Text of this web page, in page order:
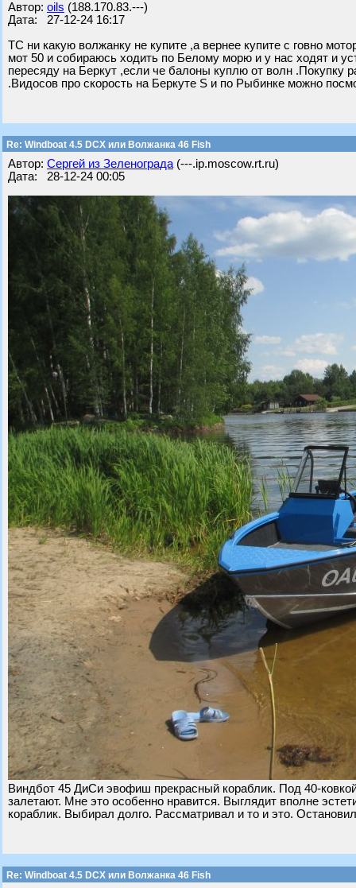
Автор: oils (188.170.83.---)
Дата: 27-12-24 16:17
ТС ни какую волжанку не купите ,а вернее купите с говно
мот 50 и собираюсь ходить по Белому морю и у нас ходят и
пересяду на Беркут ,если че балоны куплю от волн .Покупку
.Видосов про скорость на Беркуте S и по Рыбинке можно
Re: Windboat 4.5 DCX или Волжанка 46 Fish
Автор: Сергей из Зеленограда (---.ip.moscow.rt.ru)
Дата: 28-12-24 00:05
Виндбот 45 ДиСи эвофиш прекрасный кораблик. Под 40-
залетают. Мне это особенно нравится. Выглядит вполне
кораблик. Выбирал долго. Рассматривал и то и это.
Re: Windboat 4.5 DCX или Волжанка 46 Fish